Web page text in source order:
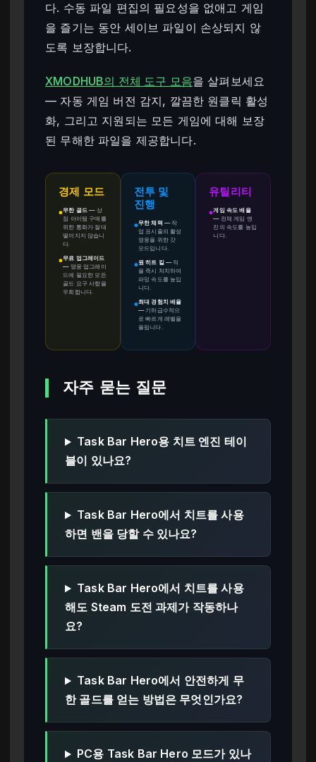
다. 수동 파일 편집의 필요성을 없애고 게임
을 즐기는 동안 세이브 파일이 손상되지 않
도록 보장합니다.
XMODHUB의 전체 도구 모음을 살펴보세요
— 자동 게임 버전 감지, 깔끔한 원클릭 활성
화, 그리고 지원되는 모든 게임에 대해 보장
된 무해한 파일을 제공합니다.
경제 모드
●무한 골드 — 상
점 아이템 구매를
위한 통화가 절대
떨어지지 않습니
다.
●무료 업그레이드
— 영웅 업그레이
드에 필요한 모든
골드 요구 사항을
우회합니다.
전투 및
진행
●무한 체력 —작
업 표시줄의 활성
영웅을 위한 갓
모드입니다.
●원 히트 킬 —적
을 즉시 처치하여
파밍 속도를 높입
니다.
●최대 경험치 배율
—기하급수적으
로 빠르게 레벨을
올립니다.
유틸리티
●게임 속도 배율
— 전체 게임 엔
진의 속도를 높입
니다.
자주 묻는 질문
Task Bar Hero용 치트 엔진 테이
블이 있나요?
Task Bar Hero에서 치트를 사용
하면 밴을 당할 수 있나요?
Task Bar Hero에서 치트를 사용
해도 Steam 도전 과제가 작동하나
요?
Task Bar Hero에서 안전하게 무
한 골드를 얻는 방법은 무엇인가요?
PC용 Task Bar Hero 모드가 있나